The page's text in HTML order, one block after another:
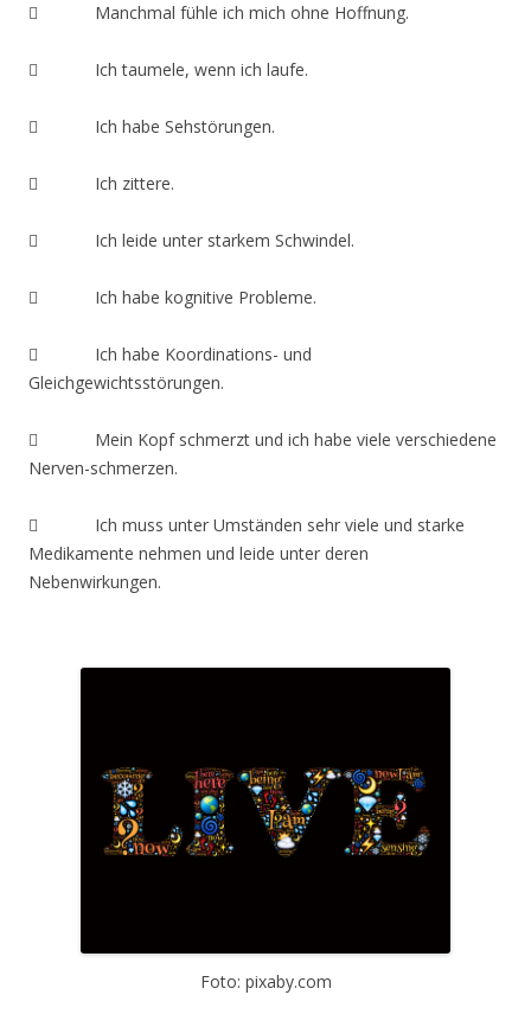
 Manchmal fühle ich mich ohne Hoffnung.
 Ich taumele, wenn ich laufe.
 Ich habe Sehstörungen.
 Ich zittere.
 Ich leide unter starkem Schwindel.
 Ich habe kognitive Probleme.
 Ich habe Koordinations- und
Gleichgewichtsstörungen.
 Mein Kopf schmerzt und ich habe viele verschiedene
Nerven-schmerzen.
 Ich muss unter Umständen sehr viele und starke
Medikamente nehmen und leide unter deren
Nebenwirkungen.
Foto: pixaby.com